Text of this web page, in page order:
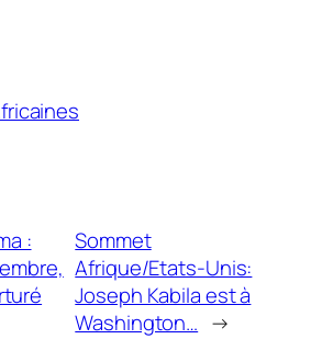
:
Sommet
Afrique/Etats-Unis:
Joseph Kabila est à
Washington… →